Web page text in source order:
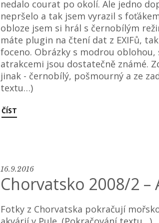
nedalo courat po okolí. Ale jedno
nepršelo a tak jsem vyrazil s
obloze jsem si hrál s černobílým
máte plugin na čtení dat z EXIFů,
foceno. Obrázky s modrou
atrakcemi jsou dostatečně známé.
jinak - černobílý, pošmourný a ze
textu…)
ČÍST
16.9.2016
Chorvatsko 2008/2 –
Fotky z Chorvatska pokračují